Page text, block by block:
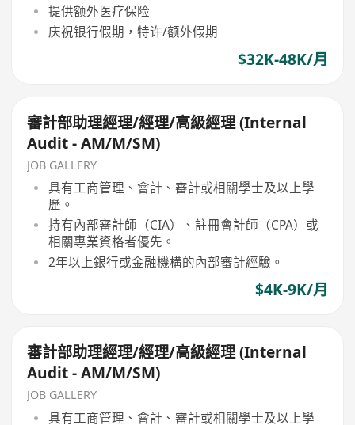
提供额外医疗保险
庆祝银行假期，特许/额外假期
$32K-48K/月
審計部助理經理/經理/高級經理 (Internal
Audit - AM/M/SM)
JOB GALLERY
具有工商管理、會計、審計或相關學士及以上學
歷。
持有內部審計師（CIA）、註冊會計師（CPA）或
相關專業資格者優先。
2年以上銀行或金融機構的內部審計經驗。
$4K-9K/月
審計部助理經理/經理/高級經理 (Internal
Audit - AM/M/SM)
JOB GALLERY
具有工商管理、會計、審計或相關學士及以上學